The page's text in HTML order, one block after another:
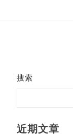
搜索
近期文章